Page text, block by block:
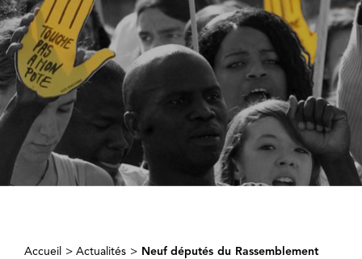
Accueil >Actualités > Neuf députés du Rassemblement